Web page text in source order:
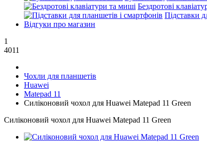
Бездротові
Підставки
Відгуки про магазин
1
4011
Чохли для планшетів
Huawei
Matepad 11
Силіконовий чохол для Huawei Matepad 11 Green
Силіконовий чохол для Huawei Matepad 11 Green